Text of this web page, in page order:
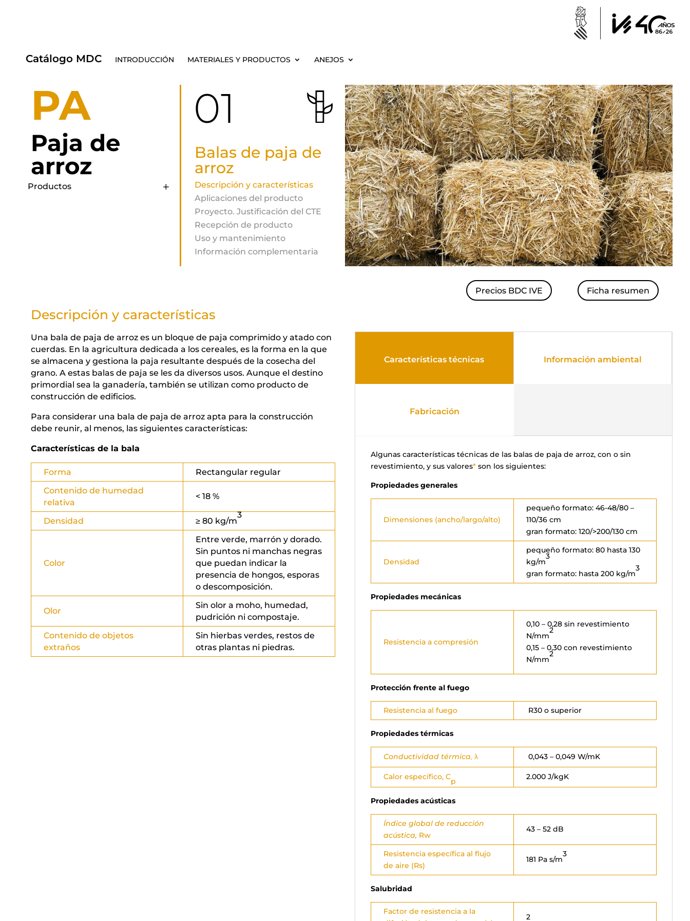
Catálogo MDC INTRODUCCIÓN MATERIALES Y PRODUCTOS ANEJOS
PA
Paja de
arroz
Productos
01
Balas de paja de
arroz
Descripción y características
Aplicaciones del producto
Proyecto. Justificación del CTE
Recepción de producto
Uso y mantenimiento
Información complementaria
Precios BDC IVE Ficha resumen
Descripción y características
Una bala de paja de arroz es un bloque de paja comprimido y atado con
cuerdas. En la agricultura dedicada a los cereales, es la forma en la que
se almacena y gestiona la paja resultante después de la cosecha del
grano. A estas balas de paja se les da diversos usos. Aunque el destino
primordial sea la ganadería, también se utilizan como producto de
construcción de edificios.
Para considerar una bala de paja de arroz apta para la construcción
debe reunir, al menos, las siguientes características:
Características de la bala
Forma
Rectangular regular
Contenido de humedad
relativa
< 18 %
Densidad ≥ 80 kg/m
3
Color
Entre verde, marrón y dorado.
Sin puntos ni manchas negras
que puedan indicar la
presencia de hongos, esporas
o descomposición.
Olor
Sin olor a moho, humedad,
pudrición ni compostaje.
Contenido de objetos
extraños
Sin hierbas verdes, restos de
otras plantas ni piedras.
Características técnicas Información ambiental
Fabricación
Algunas características técnicas de las balas de paja de arroz, con o sin
revestimiento, y sus valores* son los siguientes:
Propiedades generales
Dimensiones (ancho/largo/alto)
pequeño formato: 46-48/80 –
110/36 cm
gran formato: 120/>200/130 cm
Densidad
pequeño formato: 80 hasta 130
kg/m
3
gran formato: hasta 200 kg/m
3
Propiedades mecánicas
Resistencia a compresión
0,10 – 0,28 sin revestimiento
N/mm
2
0,15 – 0,30 con revestimiento
N/mm
2
Protección frente al fuego
Resistencia al fuego R30 o superior
Propiedades térmicas
Conductividad térmica,λ 0,043 – 0,049 W/mK
Calor específico, Cp 2.000 J/kgK
Propiedades acústicas
Índice global de reducción
acústica, Rw
43 – 52 dB
Resistencia específica al flujo
de aire (Rs)
181 Pa s/m
3
Salubridad
Factor de resistencia a la
2